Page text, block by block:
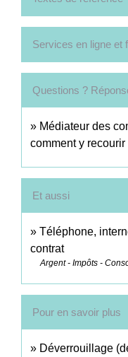
Services en ligne et
Questions ?
Médiateur des
comment y recourir
Et aussi
Téléphone,
contrat
Argent - Impôts -
Pour en savoir plus
Déverrouillage